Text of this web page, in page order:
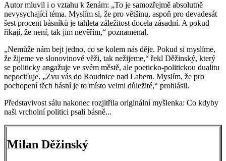
Autor mluvil i o vztahu k ženám: „To je samozřejmě absolutně
nevysychající téma. Myslím si, že pro většinu, aspoň pro devadesát
šest procent básníků je tahleta záležitost docela zásadní. A pokud
říkají, že není, tak jim nevěřím,“ poznamenal.
„Nemůže nám bejt jedno, co se kolem nás děje. Pokud si myslíme,
že žijeme ve slonovinové věži, tak nežijeme,“ řekl Děžinský, který
se politicky angažuje ve svém městě, ale poeticko-politickou dualitu
nepociťuje. „Zvu vás do Roudnice nad Labem. Myslím, že pro
pochopení těch básní je to místo velmi důležité,“ prohlásil.
Představivost sálu nakonec rozjitřila originální myšlenka: Co kdyby
naši vrcholní politici psali básně...
Milan Děžinský